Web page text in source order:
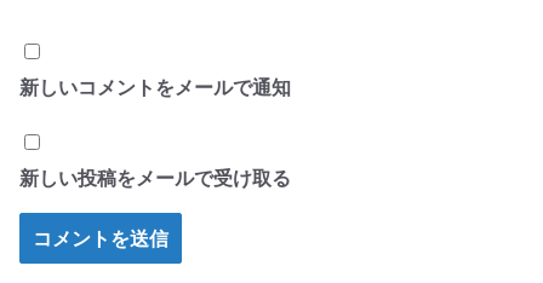
新しいコメントをメールで通知
新しい投稿をメールで受け取る